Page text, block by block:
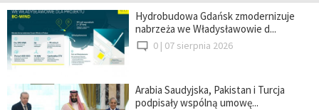
Hydrobudowa Gdańsk zmodernizuje
nabrzeża we Władysławowie d...
0 | 07 sierpnia 2026
Arabia Saudyjska, Pakistan i Turcja
podpisały wspólną umowę...